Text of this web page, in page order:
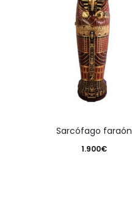
sarcófago faraón
1.900€